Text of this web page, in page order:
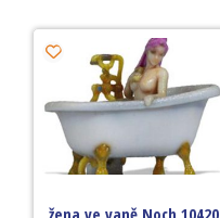
žena ve vaně Noch 10420